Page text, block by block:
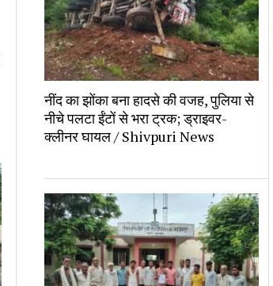
नींद का झोंका बना हादसे की वजह, पुलिया से
नीचे पलटा ईंटों से भरा ट्रक; ड्राइवर-
क्लीनर घायल / Shivpuri News